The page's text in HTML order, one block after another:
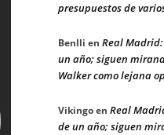
presupuestos de
Benlli en Real
un año; siguen
Walker como lejana
Vikingoen Real
de un año; siguen